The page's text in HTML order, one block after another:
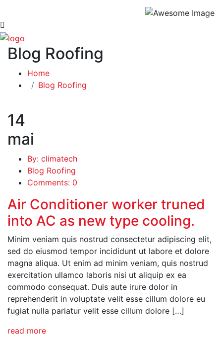
Blog Roofing
Home
Blog Roofing
14
mai
By: climatech
Blog Roofing
Comments: 0
Air Conditioner worker truned
into AC as new type cooling.
Minim veniam quis nostrud consectetur adipiscing elit,
sed do eiusmod tempor incididunt ut labore et dolore
magna aliqua. Ut enim ad minim veniam, quis nostrud
exercitation ullamco laboris nisi ut aliquip ex ea
commodo consequat. Duis aute irure dolor in
reprehenderit in voluptate velit esse cillum dolore eu
fugiat nulla pariatur velit esse cillum dolore […]
read more